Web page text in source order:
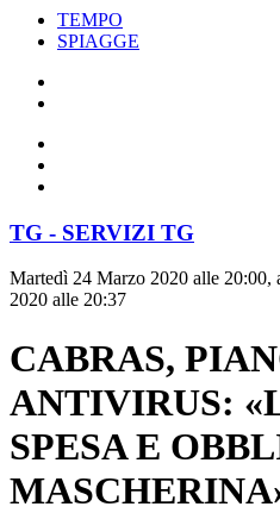
TEMPO
SPIAGGE
TG - SERVIZI TG
Martedì 24 Marzo 2020 alle 20:00,
2020 alle 20:37
CABRAS,
ANTIVIRUS:
SPESA E